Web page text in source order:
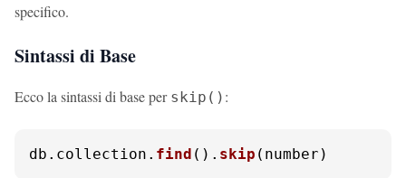
specifico.
Sintassi di Base
Ecco la sintassi di base per skip() :
db. collection . find (). skip (number)